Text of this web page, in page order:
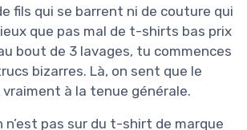
fils qui se barrent ni de couture qui
que pas mal de t-shirts bas prix
bout de 3 lavages, tu commences
bizarres. Là, on sent que le
à la tenue générale.
n’est pas sur du t-shirt de marque